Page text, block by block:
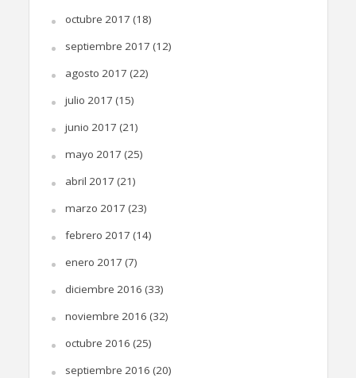
octubre 2017 (18)
septiembre 2017 (12)
agosto 2017 (22)
julio 2017 (15)
junio 2017 (21)
mayo 2017 (25)
abril 2017 (21)
marzo 2017 (23)
febrero 2017 (14)
enero 2017 (7)
diciembre 2016 (33)
noviembre 2016 (32)
octubre 2016 (25)
septiembre 2016 (20)